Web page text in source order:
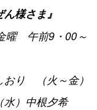
様さま』
曜 午前9・00～
り （火～金）
）中根夕希